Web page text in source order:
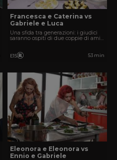
Francesca e Caterina vs
Gabriele e Luca
Una sfida tra generazioni: i giudici
saranno ospiti di due coppie di amici
E15 53 min
Eleonora e Eleonora vs
Ennio e Gabriele